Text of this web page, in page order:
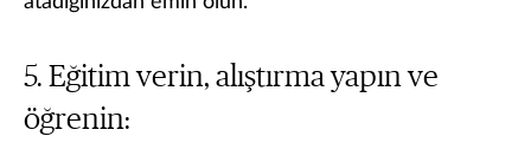
Eğitim verin, alıştırma yapın ve
öğrenin: